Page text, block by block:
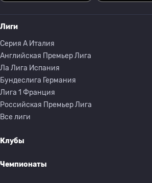
Лиги
Серия A Италия
Английская Премьер Лига
Ла Лига Испания
Бундеслига Германия
Лига 1 Франция
Российская Премьер Лига
Все лиги
Клубы
Чемпионаты